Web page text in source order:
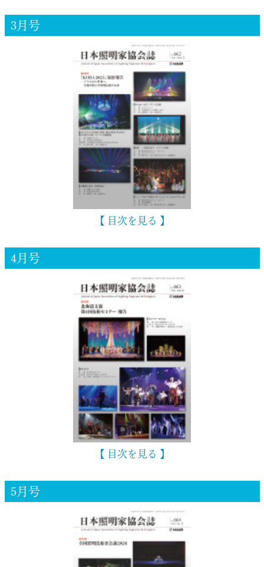
3月号
【 目次を見る 】
4月号
【 目次を見る 】
5月号